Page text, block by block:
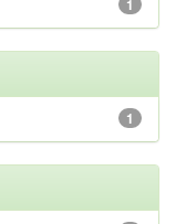
1
1